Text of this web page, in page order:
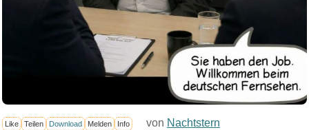
Like Teilen Download Melden Info von Nachtstern